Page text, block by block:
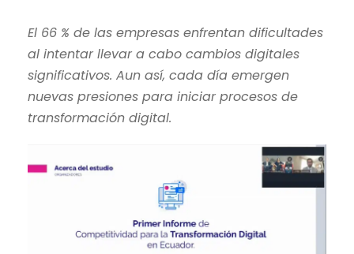
El 66 % de las empresas enfrentan dificultades
al intentar llevar a cabo cambios digitales
significativos. Aun así, cada día emergen
nuevas presiones para iniciar procesos de
transformación digital.